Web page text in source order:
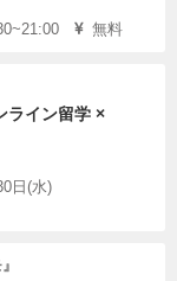
無料
ライン留学 ×
日(水)